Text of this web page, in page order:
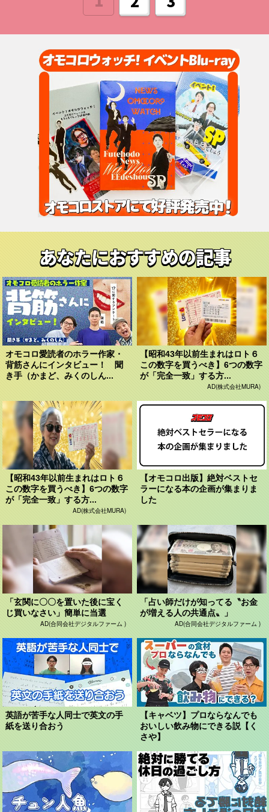
あなたにおすすめの記事
オモコロ愛読者のホラー作家・
背筋さんにインタビュー！ 聞
き手（かまど、みくのしん...
【昭和43年以前生まれはロト６
この数字を買うべき】6つの数字
が「完全一致」する方...
AD(株式会社MURA)
【昭和43年以前生まれはロト６
この数字を買うべき】6つの数字
が「完全一致」する方...
AD(株式会社MURA)
【オモコロ出版】絶対ベストセ
ラーになる本の企画が集まりま
した
「玄関に〇〇を置いた後に宝く
じ買いなさい」簡単に当選
AD(合同会社デジタルファーム )
「占い師だけが知ってる〝お金
が増える人の共通点〟」
AD(合同会社デジタルファーム )
英語が苦手な人同士で英文の手
紙を送り合おう
【キャベツ】プロならなんでも
おいしい飲み物にできる説【く
さや】